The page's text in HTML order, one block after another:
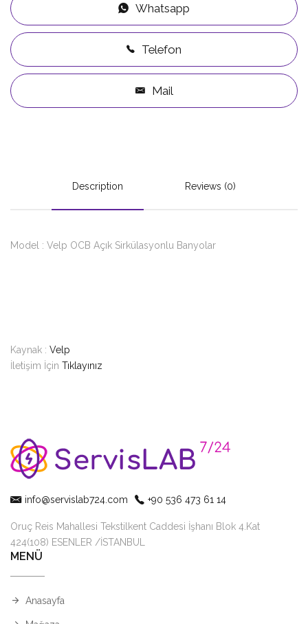
Whatsapp
Telefon
Mail
Description Reviews (0)
Model : Velp OCB Açık Sirkülasyonlu Banyolar
Kaynak : Velp
İletişim İçin Tıklayınız
info@servislab724.com +90 536 473 61 14
Oruç Reis Mahallesi Tekstilkent Caddesi İşhanı Blok 4.Kat
424(108) ESENLER /İSTANBUL
MENÜ
Anasayfa